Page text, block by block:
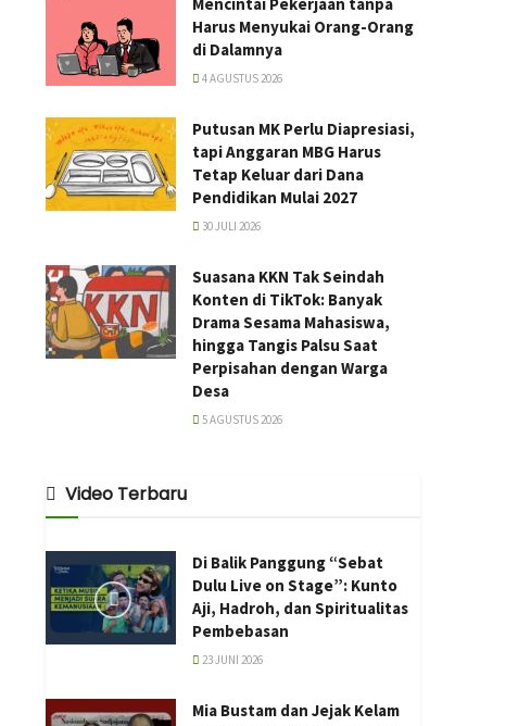
Harus Menyukai Orang-Orang
di Dalamnya
4 AGUSTUS 2026
Putusan MK Perlu Diapresiasi,
tapi Anggaran MBG Harus
Tetap Keluar dari Dana
Pendidikan Mulai 2027
30 JULI 2026
Suasana KKN Tak Seindah
Konten di TikTok: Banyak
Drama Sesama Mahasiswa,
hingga Tangis Palsu Saat
Perpisahan dengan Warga
Desa
5 AGUSTUS 2026
Video Terbaru
Di Balik Panggung “Sebat
Dulu Live on Stage”: Kunto
Aji, Hadroh, dan Spiritualitas
Pembebasan
23 JUNI 2026
Mia Bustam dan Jejak Kelam